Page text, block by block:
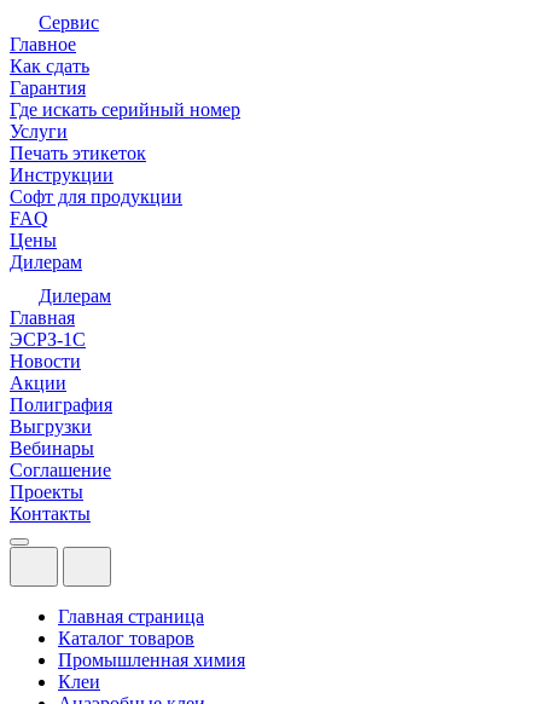
Сервис
Главное
Как сдать
Гарантия
Где искать серийный номер
Услуги
Печать этикеток
Инструкции
Софт для продукции
FAQ
Цены
Дилерам
Дилерам
Главная
ЭСРЗ-1С
Новости
Акции
Полиграфия
Выгрузки
Вебинары
Соглашение
Проекты
Контакты
Главная страница
Каталог товаров
Промышленная химия
Клеи